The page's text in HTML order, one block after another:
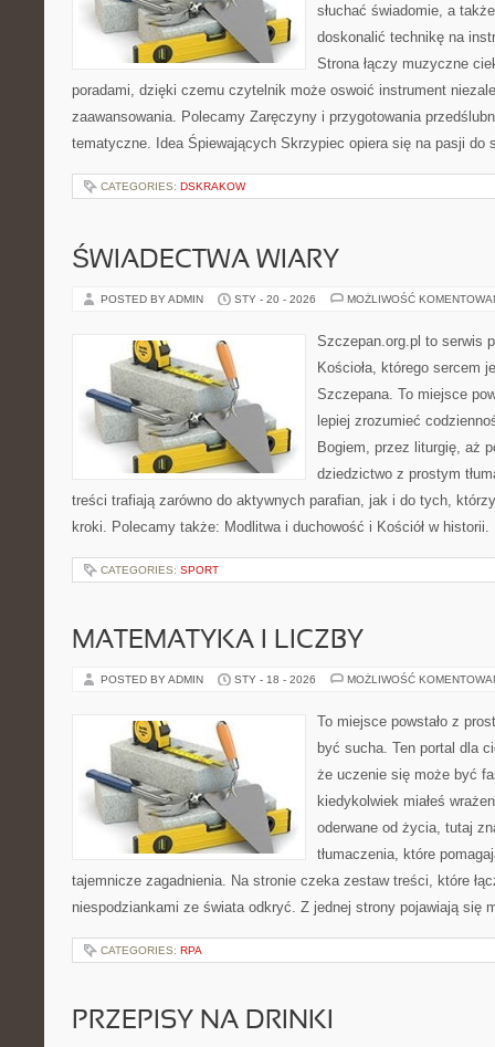
słuchać świadomie, a
doskonalić technikę na
Strona łączy muzyczne
poradami, dzięki czemu czytelnik może oswoić instrument
zaawansowania. Polecamy Zaręczyny i przygotowania
tematyczne. Idea Śpiewających Skrzypiec opiera się na pasji
CATEGORIES: DSKRAKOW
ŚWIADECTWA WIARY
POSTED BY ADMIN STY - 20 - 2026 MOŻLIWOŚĆ
Szczepan.org.pl to serwis
Kościoła, którego sercem
Szczepana. To miejsce
lepiej zrozumieć
Bogiem, przez liturgię, aż
dziedzictwo z prostym
treści trafiają zarówno do aktywnych parafian, jak i do tych,
kroki. Polecamy także: Modlitwa i duchowość i Kościół w
CATEGORIES: SPORT
MATEMATYKA I LICZBY
POSTED BY ADMIN STY - 18 - 2026 MOŻLIWOŚĆ
To miejsce powstało z
być sucha. Ten portal dla
że uczenie się może być
kiedykolwiek miałeś
oderwane od życia, tutaj
tłumaczenia, które
tajemnicze zagadnienia. Na stronie czeka zestaw treści, które
niespodziankami ze świata odkryć. Z jednej strony pojawiają się
CATEGORIES: RPA
PRZEPISY NA DRINKI